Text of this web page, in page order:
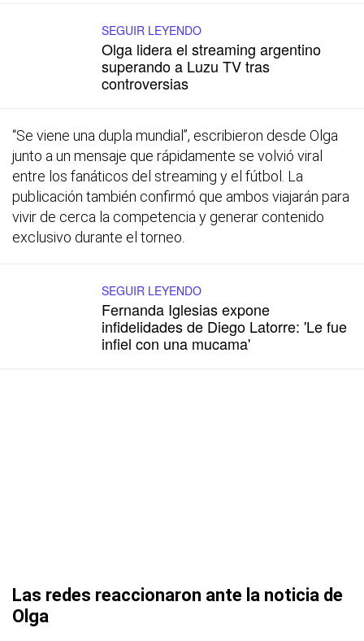
SEGUIR LEYENDO
Olga lidera el streaming argentino
superando a Luzu TV tras
controversias
“Se viene una dupla mundial”, escribieron desde Olga
junto a un mensaje que rápidamente se volvió viral
entre los fanáticos del streaming y el fútbol. La
publicación también confirmó que ambos viajarán para
vivir de cerca la competencia y generar contenido
exclusivo durante el torneo.
SEGUIR LEYENDO
Fernanda Iglesias expone
infidelidades de Diego Latorre: 'Le fue
infiel con una mucama'
Las redes reaccionaron ante la noticia de
Olga